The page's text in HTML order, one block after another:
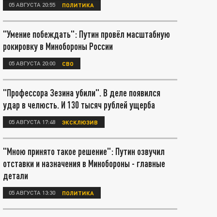
05 АВГУСТА 20:55 ПОЛИТИКА
"Умение побеждать": Путин провёл масштабную
рокировку в Минобороны России
05 АВГУСТА 20:00 СВО
"Профессора Зезина убили". В деле появился
удар в челюсть. И 130 тысяч рублей ущерба
05 АВГУСТА 17:48 ЭКСКЛЮЗИВ
"Мною принято такое решение": Путин озвучил
отставки и назначения в Минобороны - главные
детали
05 АВГУСТА 13:30 ПОЛИТИКА